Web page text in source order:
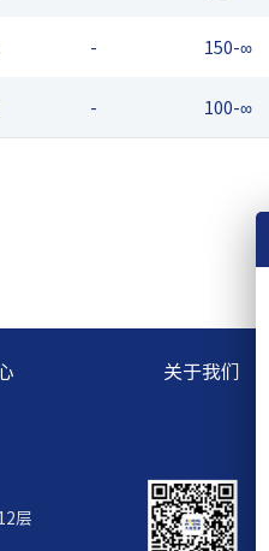
- 150-∞
- 100-∞
关于我们
层